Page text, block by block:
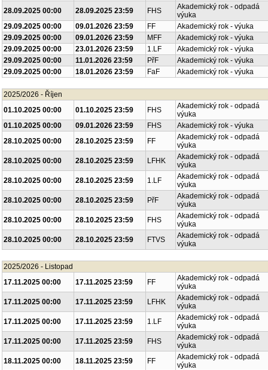
28.09.2025 00:00
28.09.2025 23:59 FHS
Akademický rok - odpadá
výuka
29.09.2025 00:00
09.01.2026 23:59 FF
Akademický rok - výuka
29.09.2025 00:00
09.01.2026 23:59 MFF
Akademický rok - výuka
29.09.2025 00:00
23.01.2026 23:59 1.LF
Akademický rok - výuka
29.09.2025 00:00
11.01.2026 23:59 PřF
Akademický rok - výuka
29.09.2025 00:00
18.01.2026 23:59 FaF Akademický rok - výuka
2025/2026 - Říjen
01.10.2025 00:00
01.10.2025 23:59 FHS
Akademický rok - odpadá
výuka
01.10.2025 00:00
09.01.2026 23:59 FHS
Akademický rok - výuka
28.10.2025 00:00
28.10.2025 23:59 FF
Akademický rok - odpadá
výuka
28.10.2025 00:00
28.10.2025 23:59 LFHK
Akademický rok - odpadá
výuka
28.10.2025 00:00
28.10.2025 23:59 1.LF
Akademický rok - odpadá
výuka
28.10.2025 00:00
28.10.2025 23:59 PřF
Akademický rok - odpadá
výuka
28.10.2025 00:00
28.10.2025 23:59 FHS
Akademický rok - odpadá
výuka
28.10.2025 00:00
28.10.2025 23:59 FTVS
Akademický rok - odpadá
výuka
2025/2026 - Listopad
17.11.2025 00:00
17.11.2025 23:59 FF
Akademický rok - odpadá
výuka
17.11.2025 00:00
17.11.2025 23:59 LFHK
Akademický rok - odpadá
výuka
17.11.2025 00:00
17.11.2025 23:59 1.LF
Akademický rok - odpadá
výuka
17.11.2025 00:00
17.11.2025 23:59 FHS
Akademický rok - odpadá
výuka
18.11.2025 00:00
18.11.2025 23:59 FF
Akademický rok - odpadá
výuka